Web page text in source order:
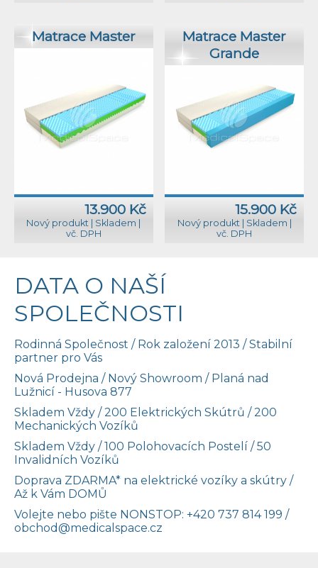
Matrace Master
13.900 Kč
Nový produkt Skladem
vč. DPH
Matrace Master
Grande
15.900 Kč
Nový produkt Skladem
vč. DPH
DATA O NAŠÍ
SPOLEČNOSTI
Rodinná Společnost / Rok založení 2013 / Stabilní
partner pro Vás
Nová Prodejna / Nový Showroom / Planá nad
Lužnicí - Husova 877
Skladem Vždy / 200 Elektrických Skútrů / 200
Mechanických Vozíků
Skladem Vždy / 100 Polohovacích Postelí / 50
Invalidních Vozíků
Doprava ZDARMA* na elektrické vozíky a skútry /
Až k Vám DOMŮ
Volejte nebo pište NONSTOP: +420 737 814 199 /
obchod@medicalspace.cz